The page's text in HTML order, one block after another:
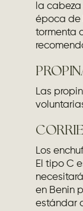
la
época de
tormenta
Las
Los
El tipo C
en Benin
estándar